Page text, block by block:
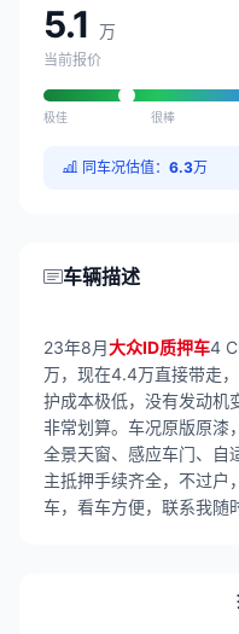
5.1 万
当前报价
极佳 很棒
同车况估值： 6.3万
车辆描述
23年8月大众ID质押车4
万，现在4.4万直接带走
护成本极低，没有发动机
非常划算。车况原版原漆
全景天窗、感应车门、自
主抵押手续齐全，不过户
车，看车方便，联系我随